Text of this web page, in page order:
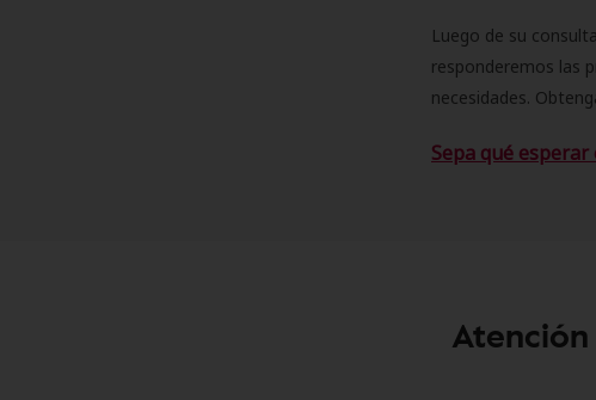
Luego de su
responderemos las
necesidades.
Sepa qué